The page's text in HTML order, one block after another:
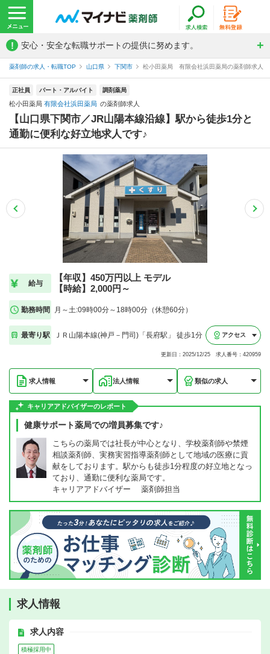
! 安心・安全な転職サポートの提供に努めます。
薬剤師の求人・転職TOP 山口県 下関市 松小田薬局 有限会社浜田薬局の薬剤師求人
正社員 パート・アルバイト 調剤薬局
松小田薬局 有限会社浜田薬局 の薬剤師求人
【山口県下関市／JR山陽本線沿線】駅から徒歩1分と
通勤に便利な好立地求人です♪
給与
【年収】450万円以上 モデル
【時給】2,000円～
勤務時間 月～土:09時00分～18時00分（休憩60分）
最寄り駅 ＪＲ山陽本線(神戸－門司)「長府駅」 徒歩1分 アクセス
更新日：2025/12/25 求人番号：420959
求人情報 法人情報 類似の求人
キャリアアドバイザーのレポート
健康サポート薬局での増員募集です♪
こちらの薬局では社長が中心となり、学校薬剤師や禁煙
相談薬剤師、実務実習指導薬剤師として地域の医療に貢
献をしております。駅からも徒歩1分程度の好立地となっ
ており、通勤に便利な薬局です。
キャリアアドバイザー 薬剤師担当
求人情報
求人内容
積極採用中